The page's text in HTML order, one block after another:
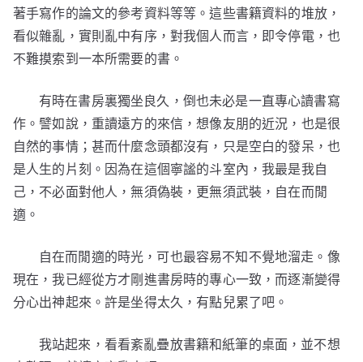
著手寫作的論文的參考資料等等。這些書籍資料的堆放，
看似雜亂，實則亂中有序，對我個人而言，即令停電，也
不難摸索到一本所需要的書。
有時在書房裏獨坐良久，倒也未必是一直專心讀書寫
作。譬如說，重讀遠方的來信，想像友朋的近況，也是很
自然的事情；甚而什麼念頭都沒有，只是空白的發呆，也
是人生的片刻。因為在這個寧謐的斗室內，我最是我自
己，不必面對他人，無須偽裝，更無須武裝，自在而閒
適。
自在而閒適的時光，可也最容易不知不覺地溜走。像
現在，我已經從方才剛進書房時的專心一致，而逐漸變得
分心出神起來。許是坐得太久，有點兒累了吧。
我站起來，看看紊亂疊放書籍和紙筆的桌面，並不想